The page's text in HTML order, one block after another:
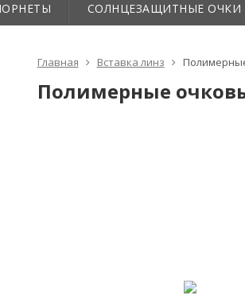
СОЛНЦЕЗАЩИТНЫЕ ОЧКИ
Главная Вставка линз
Полимерные